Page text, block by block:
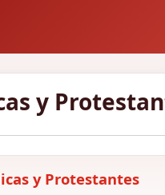
y
y Protestantes